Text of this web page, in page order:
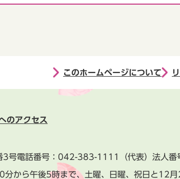
このホームページについて
のアクセス
3号電話番号： 042-383-1111 （代表） 法人
分から午後5時まで、土曜、日曜、祝日と 12月